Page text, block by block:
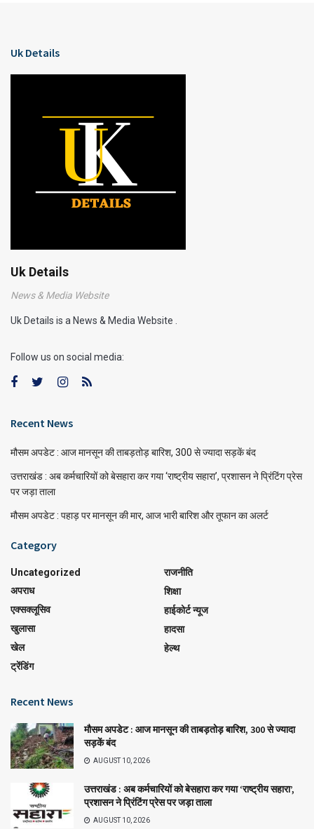
Uk Details
Uk Details
News & Media Website
Uk Details is a News & Media Website .
Follow us on social media:
Recent News
मौसम अपडेट : आज मानसून की ताबड़तोड़ बारिश, 300 से ज्यादा सड़कें बंद
उत्तराखंड : अब कर्मचारियों को बेसहारा कर गया ‘राष्ट्रीय सहारा’, प्रशासन ने प्रिंटिंग प्रेस
पर जड़ा ताला
मौसम अपडेट : पहाड़ पर मानसून की मार, आज भारी बारिश और तूफान का अलर्ट
Category
Uncategorized
अपराध
एक्सक्लूसिव
खुलासा
खेल
ट्रेंडिंग
राजनीति
शिक्षा
हाईकोर्ट न्यूज
हादसा
हेल्थ
Recent News
मौसम अपडेट : आज मानसून की ताबड़तोड़ बारिश, 300 से ज्यादा
सड़कें बंद
AUGUST 10, 2026
उत्तराखंड : अब कर्मचारियों को बेसहारा कर गया ‘राष्ट्रीय सहारा’,
प्रशासन ने प्रिंटिंग प्रेस पर जड़ा ताला
AUGUST 10, 2026